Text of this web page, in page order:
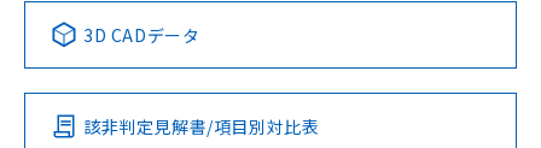
Pb Hg Cd Cr(VI)
O
3D CADデータ
該非判定見解書/項目別対比表